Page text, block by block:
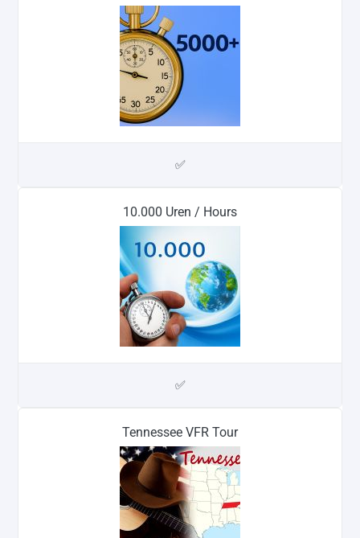
✅
10.000 Uren / Hours
✅
Tennessee VFR Tour